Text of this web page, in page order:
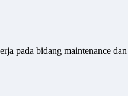
pada bidang maintenance